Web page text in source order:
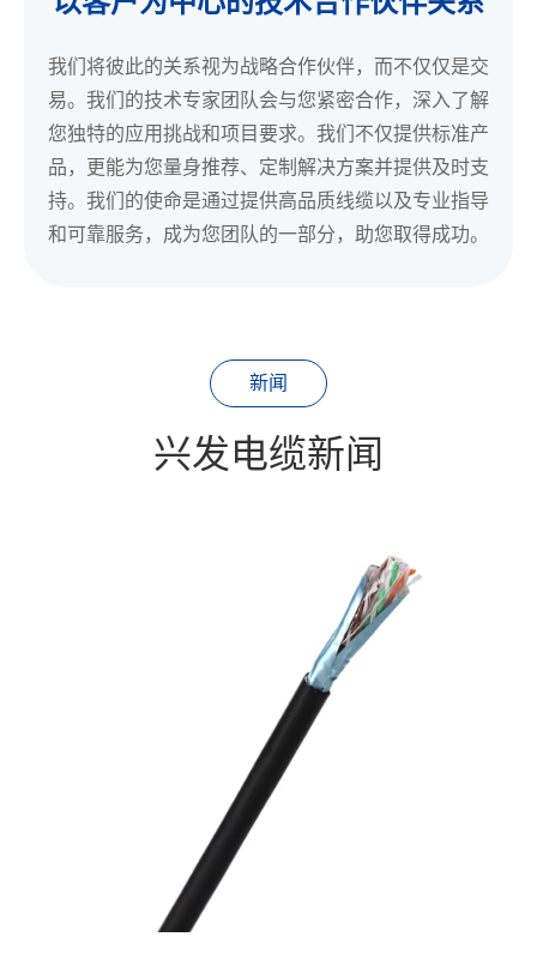
我们将彼此的关系视为战略合作伙伴，而不仅仅是交
易。我们的技术专家团队会与您紧密合作，深入了解
您独特的应用挑战和项目要求。我们不仅提供标准产
品，更能为您量身推荐、定制解决方案并提供及时支
持。我们的使命是通过提供高品质线缆以及专业指导
和可靠服务，成为您团队的一部分，助您取得成功。
新闻
兴发电缆新闻